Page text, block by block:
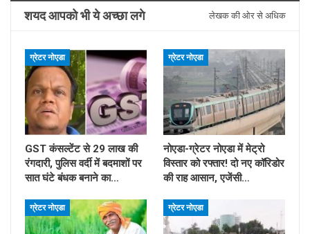
शयद आपको भी ये अच्छा लगे लेखक की ओर से अधिक
ग्रेटर नोएडा
GST कंसल्टेंट से 29 लाख की
रंगदारी, पुलिस वर्दी में बदमाशों पर
सात घंटे बंधक बनाने का…
ग्रेटर नोएडा
नोएडा-ग्रेटर नोएडा में मेट्रो
विस्तार को रफ्तार! दो नए कॉरिडोर
की राह आसान, एजेंसी…
ग्रेटर नोएडा ग्रेटर नोएडा